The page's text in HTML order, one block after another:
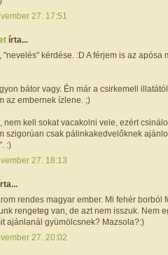
27. 17:51
írta...
"nevelés" kérdése. :D A férjem is az apósa
bátor vagy. Én már a csirkemell
az embernek ízlene. ;)
nem kell sokat vacakolni vele, ezért
szigorúan csak pálinkakedvelőknek
:)
27. 18:13
rendes magyar ember. Mi fehér borból
rengeteg van, de azt nem isszuk. Nem
ajánlanál gyümölcsnek? Mazsola?:)
27. 20:02